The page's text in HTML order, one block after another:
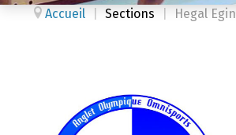
Accueil Sections Hegal Egin